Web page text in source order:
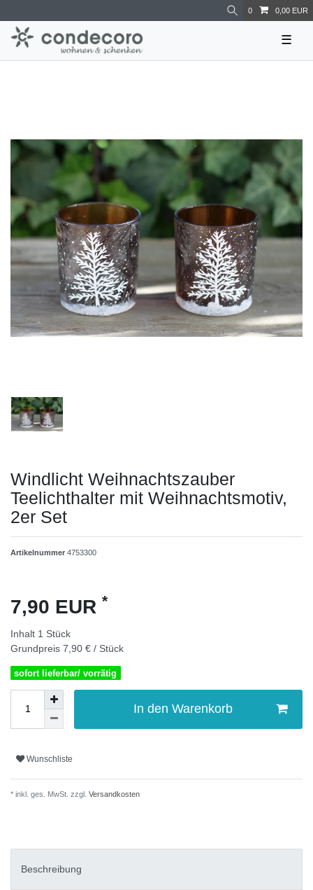
0 0,00 EUR
☰
Windlicht Weihnachtszauber
Teelichthalter mit Weihnachtsmotiv,
2er Set
Artikelnummer 4753300
7,90 EUR *
Inhalt 1 Stück
Grundpreis 7,90 € / Stück
sofort lieferbar/ vorrätig
In den Warenkorb
Wunschliste
* inkl. ges. MwSt. zzgl. Versandkosten
Beschreibung